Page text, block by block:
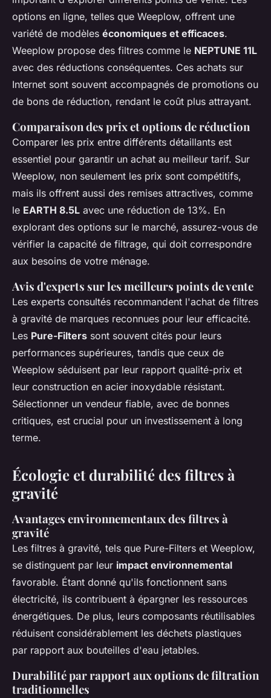
options en ligne, telles que Weeplow, offrent une
variété de modèles économiques et efficaces.
Weeplow propose des filtres comme le NEPTUNE 11L
avec des réductions conséquentes. Ces achats sur
Internet sont souvent accompagnés de promotions ou
de bons de réduction, rendant le coût plus attrayant.
Comparaison des prix et options de réduction
Comparer les prix entre différents détaillants est
essentiel pour garantir un achat au meilleur tarif. Sur
Weeplow, non seulement les prix sont compétitifs,
mais ils offrent aussi des remises attractives, comme
le EARTH 8.5L avec une réduction de 13%. En
explorant des options sur le marché, assurez-vous de
vérifier la capacité de filtrage, qui doit correspondre
aux besoins de votre ménage.
Avis d'experts sur les meilleurs points de vente
Les experts consultés recommandent l'achat de filtres
à gravité de marques reconnues pour leur efficacité.
Les Pure-Filters sont souvent cités pour leurs
performances supérieures, tandis que ceux de
Weeplow séduisent par leur rapport qualité-prix et
leur construction en acier inoxydable résistant.
Sélectionner un vendeur fiable, avec de bonnes
critiques, est crucial pour un investissement à long
terme.
Écologie et durabilité des filtres à
gravité
Avantages environnementaux des filtres à
gravité
Les filtres à gravité, tels que Pure-Filters et Weeplow,
se distinguent par leur impact environnemental
favorable. Étant donné qu'ils fonctionnent sans
électricité, ils contribuent à épargner les ressources
énergétiques. De plus, leurs composants réutilisables
réduisent considérablement les déchets plastiques
par rapport aux bouteilles d'eau jetables.
Durabilité par rapport aux options de filtration
traditionnelles